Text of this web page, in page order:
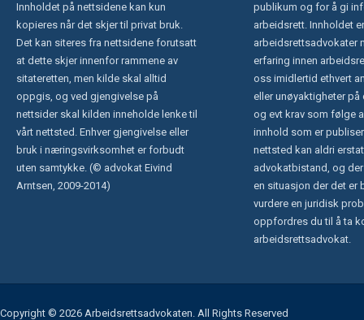
Innholdet på nettsidene kan kun
kopieres når det skjer til privat bruk.
Det kan siteres fra nettsidene forutsatt
at dette skjer innenfor rammene av
sitateretten, men kilde skal alltid
oppgis, og ved gjengivelse på
nettsider skal kilden inneholde lenke til
vårt nettsted. Enhver gjengivelse eller
bruk i næringsvirksomhet er forbudt
uten samtykke. (© advokat Eivind
Arntsen, 2009-2014)
publikum og for å gi
arbeidsrett. Innholdet
arbeidsrettsadvokater
erfaring innen
oss imidlertid ethvert
eller unøyaktigheter på
og evt krav som følge
innhold som er
nettsted kan aldri
advokatbistand, og
en situasjon der det er
vurdere en juridisk
oppfordres du til å ta
arbeidsrettsadvokat.
Copyright © 2026 Arbeidsrettsadvokaten. All Rights Reserved